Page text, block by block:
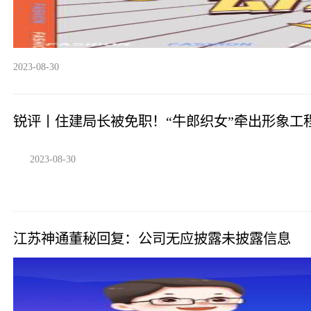
2023-08-30
锐评丨住建局长被免职！“牛郎织女”牵出形象工
2023-08-30
江苏神通董秘回复：公司无应披露未披露信息